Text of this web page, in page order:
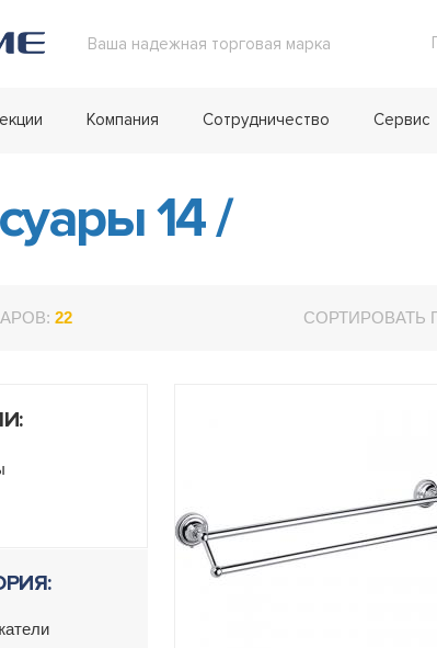
Ваша надежная торговая марка
Компания Сотрудничество Сервис
14/
22 СОРТИРОВАТЬ